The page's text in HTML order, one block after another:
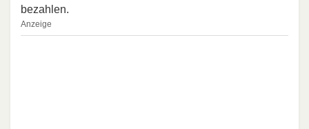
bezahlen.
Anzeige